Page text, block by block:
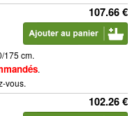
107.66 €
175 cm.
.
vous.
102.26 €